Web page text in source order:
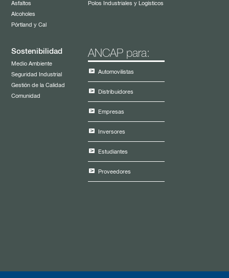
Asfaltos
Alcoholes
Pórtland y Cal
Polos Industriales y Logísticos
Sostenibilidad
Medio Ambiente
Seguridad Industrial
Gestión de la Calidad
Comunidad
ANCAP para:
Automovilistas
Distribuidores
Empresas
Inversores
Estudiantes
Proveedores